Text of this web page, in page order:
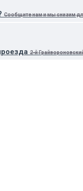
Сообщите нам и мы снизим
2-й